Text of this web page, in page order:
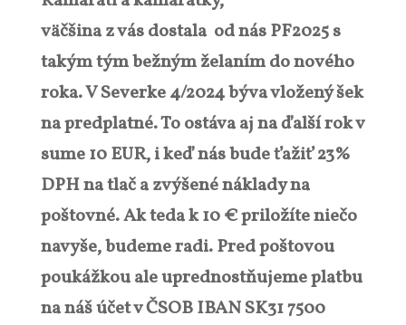
väčšina z vás dostala od nás PF2025 s
takým tým bežným želaním do nového
roka. V Severke 4/2024 býva vložený šek
na predplatné. To ostáva aj na ďalší rok v
sume 10 EUR, i keď nás bude ťažiť 23%
DPH na tlač a zvýšené náklady na
poštovné. Ak teda k 10 € priložíte niečo
navyše, budeme radi. Pred poštovou
poukážkou ale uprednostňujeme platbu
na náš účet v ČSOB IBAN SK31 7500